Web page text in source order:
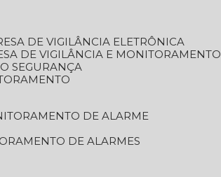
DE VIGILÂNCIA ELETRÔNICA
DE VIGILÂNCIA E MONITORAMENTO
SEGURANÇA
DE ALARME
DE ALARMES